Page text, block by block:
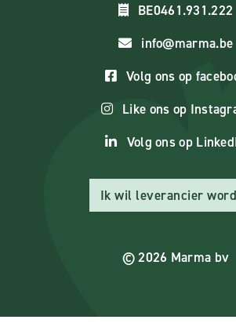
BE0461.931.222
info@marma.be
Volg ons op
Like ons op
Volg ons op
Ik wil leverancier
© 2026 Marma bv